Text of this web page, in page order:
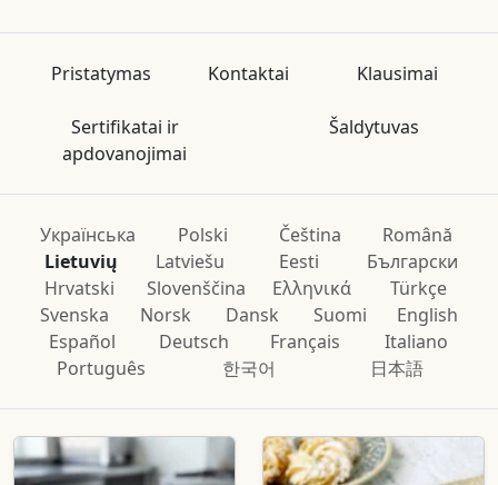
Pristatymas Kontaktai Klausimai
Sertifikatai ir
apdovanojimai
Šaldytuvas
Українська Polski Čeština
Română
Lietuvių
Latviešu Eesti
Български
Hrvatski
Slovenščina Ελληνικά
Türkçe
Svenska
Norsk Dansk Suomi
English
Español
Deutsch Français
Italiano
Português
한국어 日本語